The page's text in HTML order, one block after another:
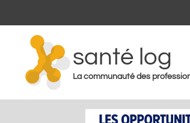
santé log
La communauté des